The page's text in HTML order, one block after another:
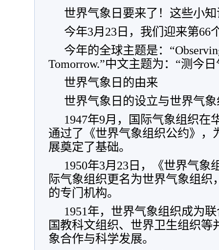
世界气象日要来了！这些小知
今年3月23日，我们迎来第66
今年的全球主题是：
Tomorrow.”中文主题为：“测今
世界气象日的由来
世界气象日的设立与世界气
1947年9月，国际气象组织在
通过了《世界气象组织公约》，
展奠定了基础。
1950年3月23日，《世界气象
际气象组织更名为世界气象组织
的专门机构。
1951年，世界气象组织成为
国教科文组织、世界卫生组织等
象合作与科学发展。